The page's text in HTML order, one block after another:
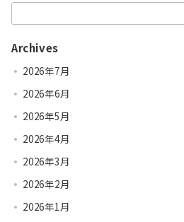
Archives
2026年7月
2026年6月
2026年5月
2026年4月
2026年3月
2026年2月
2026年1月